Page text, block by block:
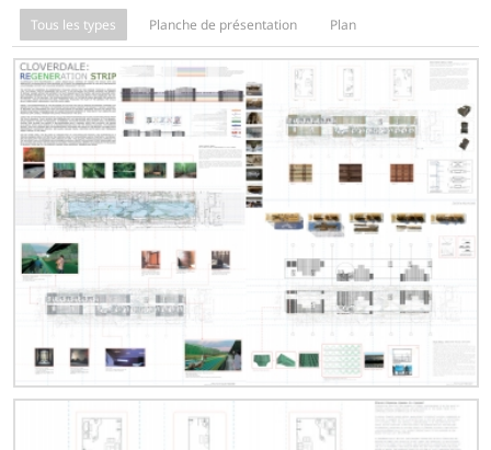
Tous les types Planche de présentation Plan